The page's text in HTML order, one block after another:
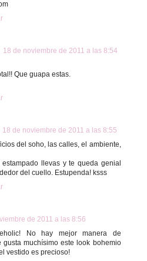
18 de noviembre de 2011 a las 8:54
Que guapa estas.
18 de noviembre de 2011 a las 8:55
del soho, las calles, el ambiente,
llevas y te queda genial
del cuello. Estupenda! ksss
de 2011 a las 8:56
No hay mejor manera de
gusta muchísimo este look bohemio
vestido es precioso!